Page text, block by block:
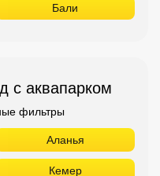
Бали
с аквапарком
фильтры
Аланья
Кемер